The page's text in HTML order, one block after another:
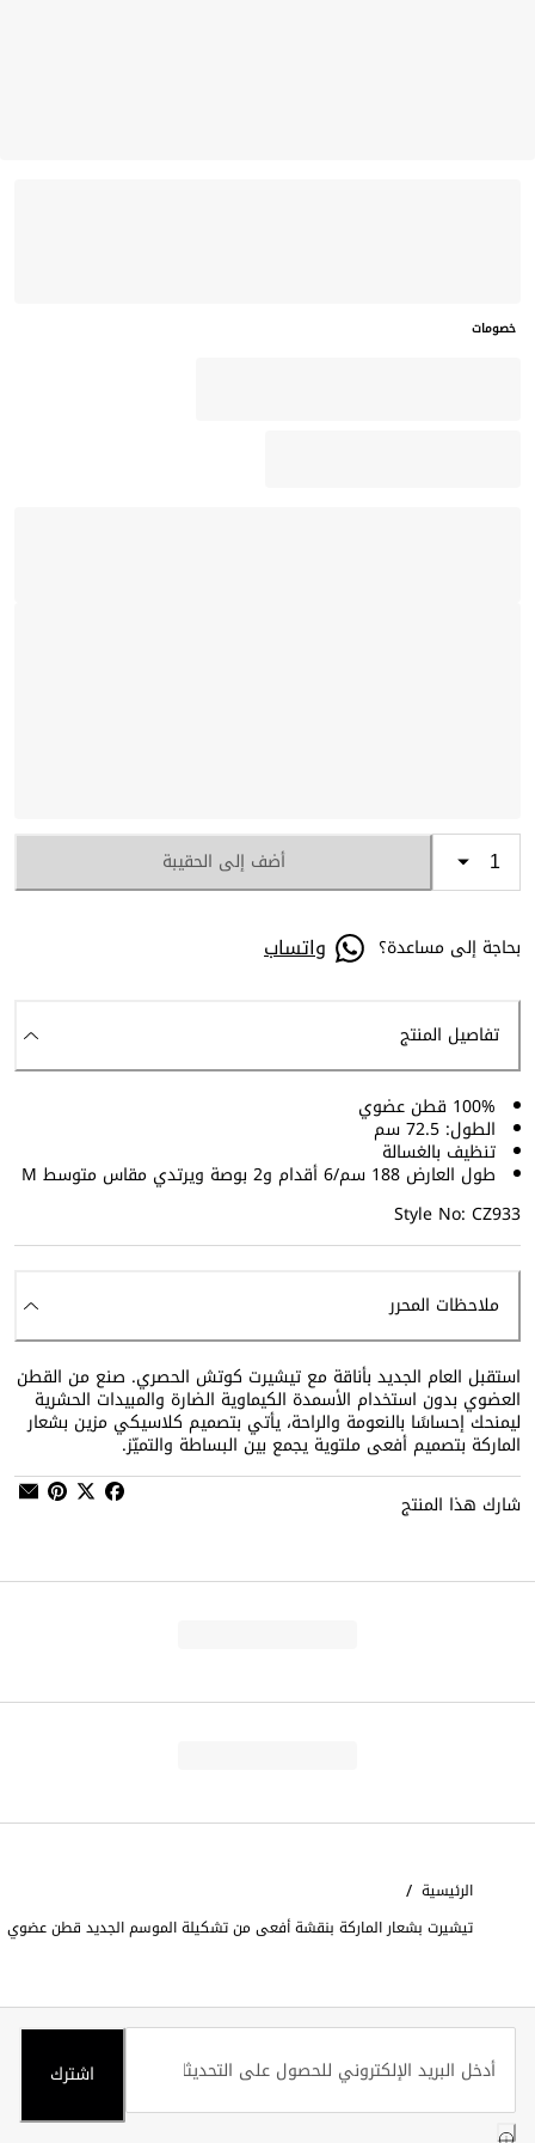
خصومات
أضف إلى الحقيبة
بحاجة إلى مساعدة؟ واتساب
تفاصيل المنتج
100% قطن عضوي
الطول: 72.5 سم
تنظيف بالغسالة
طول العارض 188 سم/6 أقدام و2 بوصة ويرتدي مقاس متوسط M
Style No: CZ933
ملاحظات المحرر
استقبل العام الجديد بأناقة مع تيشيرت كوتش الحصري. صنع من القطن
العضوي بدون استخدام الأسمدة الكيماوية الضارة والمبيدات الحشرية
ليمنحك إحساسًا بالنعومة والراحة، يأتي بتصميم كلاسيكي مزين بشعار
الماركة بتصميم أفعى ملتوية يجمع بين البساطة والتميّز.
شارك هذا المنتج
الرئيسية /
تيشيرت بشعار الماركة بنقشة أفعى من تشكيلة الموسم الجديد قطن عضوي
اشترك